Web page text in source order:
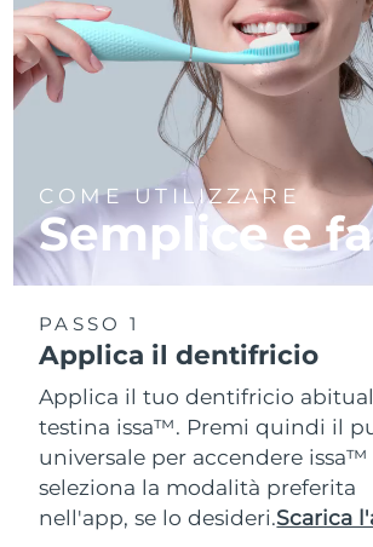
COME UTILIZZARE
Semplice e
PASSO 1
Applica il dentifricio
Applica il tuo dentifricio
testina issa™. Premi quindi il
universale per accendere issa™
seleziona la modalità preferita
nell'app, se lo desideri.Scarica